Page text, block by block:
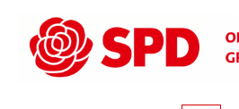
springen